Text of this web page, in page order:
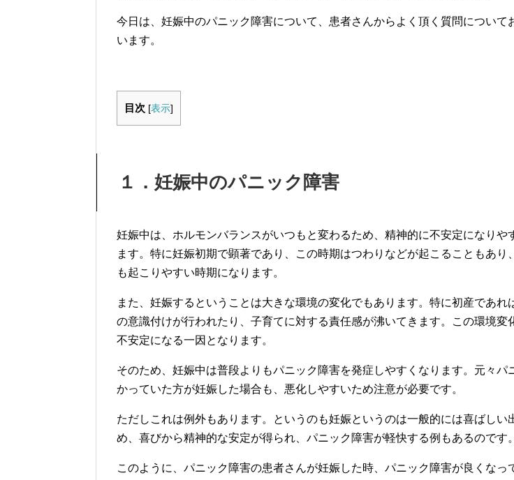
今日は、妊娠中のパニック障害について、患者さんからよく頂く質問について
います。
目次 [表示]
１．妊娠中のパニック障害
妊娠中は、ホルモンバランスがいつもと変わるため、精神的に不安定になりや
ます。特に妊娠初期で顕著であり、この時期はつわりなどが起こることもあり
も起こりやすい時期になります。
また、妊娠するということは大きな環境の変化でもあります。特に初産であれ
の意識付けが行われたり、子育てに対する責任感が沸いてきます。この環境変
不安定になる一因となります。
そのため、妊娠中は普段よりもパニック障害を発症しやすくなります。元々パ
かっていた方が妊娠した場合も、悪化しやすいため注意が必要です。
ただしこれは例外もあります。というのも妊娠というのは一般的には喜ばしい
め、喜びから精神的な安定が得られ、パニック障害が軽快する例もあるのです。
このように、パニック障害の患者さんが妊娠した時、パニック障害が良くなっ